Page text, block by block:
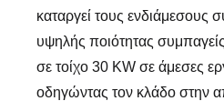
καταργεί τους ενδιάμεσους
υψηλής ποιότητας
σε τοίχο 30 KW σε άμεσες
οδηγώντας τον κλάδο στην